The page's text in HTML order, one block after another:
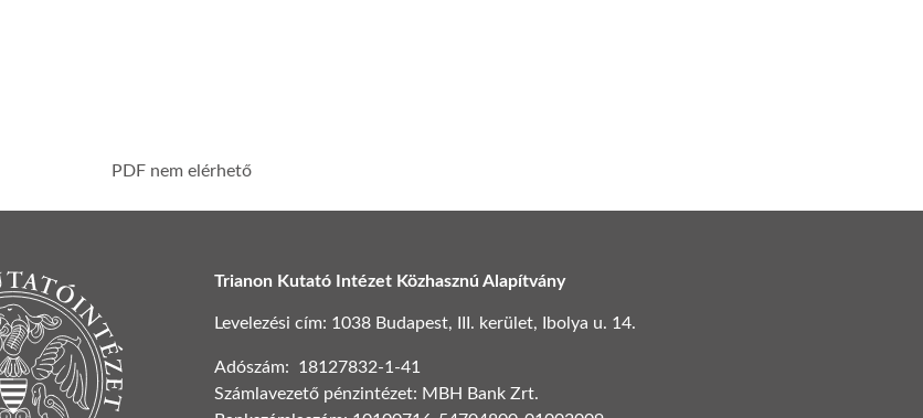
PDF nem elérhető
Trianon Kutató Intézet Közhasznú Alapítvány
Levelezési cím: 1038 Budapest, III. kerület, Ibolya u. 14.
Adószám: 18127832-1-41
Számlavezető pénzintézet: MBH Bank Zrt.